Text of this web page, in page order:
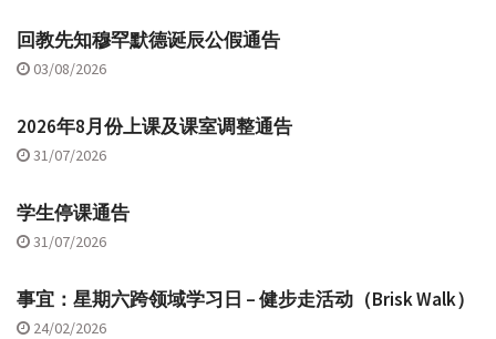
回教先知穆罕默德诞辰公假通告
03/08/2026
2026年8月份上课及课室调整通告
31/07/2026
学生停课通告
31/07/2026
事宜：星期六跨领域学习日 – 健步走活动（Brisk Walk）
24/02/2026